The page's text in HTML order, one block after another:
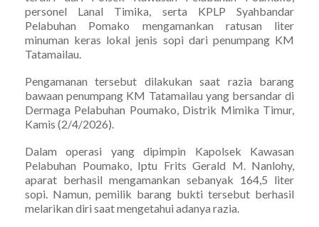
personel Lanal Timika, serta KPLP Syahbandar
Pelabuhan Pomako mengamankan ratusan liter
minuman keras lokal jenis sopi dari penumpang KM
Tatamailau.
Pengamanan tersebut dilakukan saat razia barang
bawaan penumpang KM Tatamailau yang bersandar di
Dermaga Pelabuhan Poumako, Distrik Mimika Timur,
Kamis (2/4/2026).
Dalam operasi yang dipimpin Kapolsek Kawasan
Pelabuhan Poumako, Iptu Frits Gerald M. Nanlohy,
aparat berhasil mengamankan sebanyak 164,5 liter
sopi. Namun, pemilik barang bukti tersebut berhasil
melarikan diri saat mengetahui adanya razia.